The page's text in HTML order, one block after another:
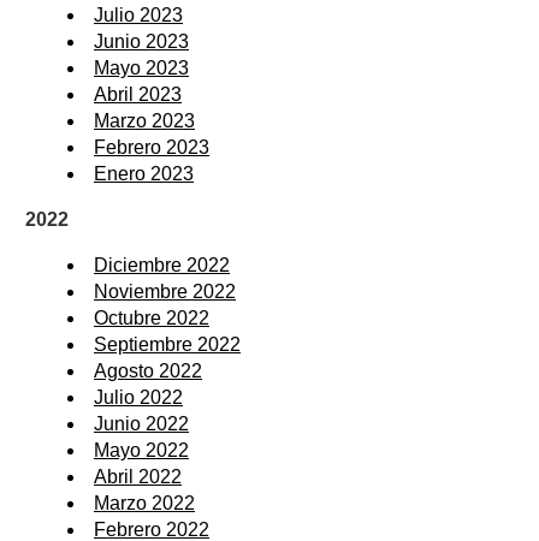
Julio 2023
Junio 2023
Mayo 2023
Abril 2023
Marzo 2023
Febrero 2023
Enero 2023
2022
Diciembre 2022
Noviembre 2022
Octubre 2022
Septiembre 2022
Agosto 2022
Julio 2022
Junio 2022
Mayo 2022
Abril 2022
Marzo 2022
Febrero 2022